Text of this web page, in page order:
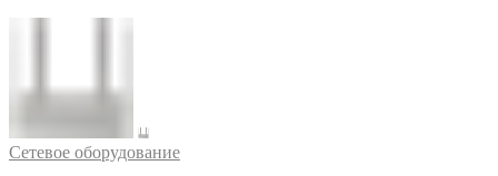
Cетевое оборудование